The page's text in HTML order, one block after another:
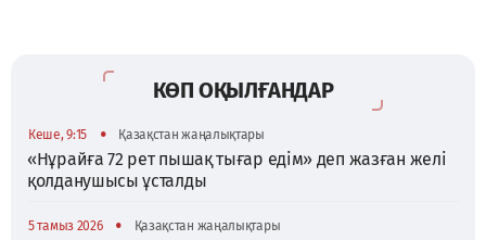
КӨП ОҚЫЛҒАНДАР
Кеше, 9:15 • Қазақстан жаңалықтары
«Нұрайға 72 рет пышақ тығар едім» деп жазған желі
қолданушысы ұсталды
5 тамыз 2026 • Қазақстан жаңалықтары